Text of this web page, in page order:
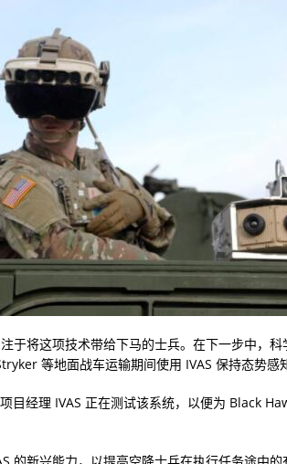
机驱离
于将这项技术带给下马的士兵。在下一步中，
等地面战车运输期间使用 IVAS 保持态势感
目经理 IVAS 正在测试该系统，以便为 Black